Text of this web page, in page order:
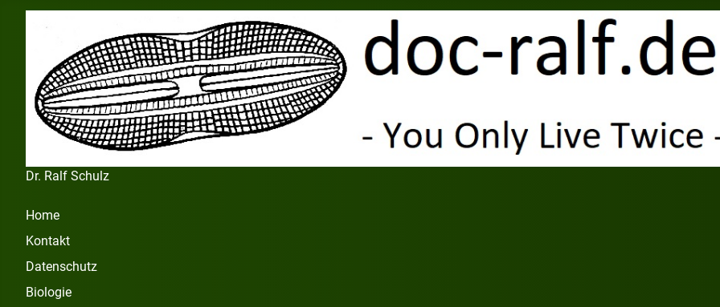
Dr. Ralf Schulz
Home
Kontakt
Datenschutz
Biologie